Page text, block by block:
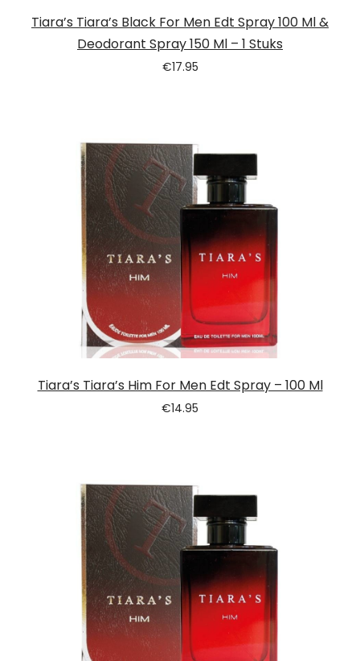
Tiara’s Tiara’s Black For Men Edt Spray 100 Ml &
Deodorant Spray 150 Ml – 1 Stuks
€17.95
Tiara’s Tiara’s Him For Men Edt Spray – 100 Ml
€14.95